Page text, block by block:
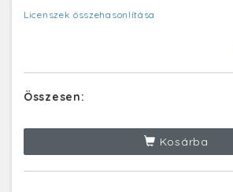
Licenszek összehasonlítása
Összesen:
Kosárba